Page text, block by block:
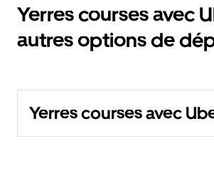
Yerres courses avec
autres options de
Yerres courses avec